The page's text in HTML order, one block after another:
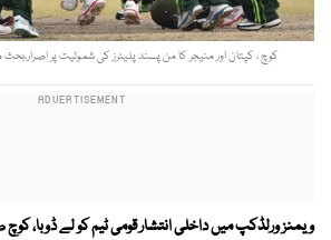
کوچ ، کپتان اور منیجر کا من پسند پلیئرز کی شمولیت پر اصرار،بحث
ویمنز ورلڈکپ میں داخلی انتشار قومی ٹیم کو لے ڈوبا، کوچ